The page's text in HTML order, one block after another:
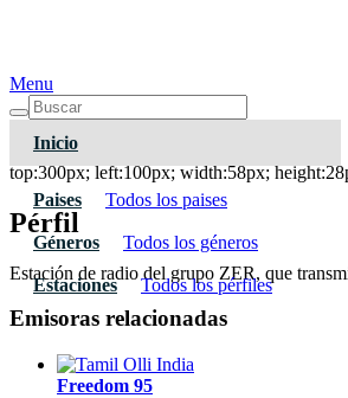
Menu
Inicio
Paises Todos los paises
Géneros Todos los géneros
Estaciones Todos los pérfiles
La Bestia Grupera 99.3 FM - Chihuahua
top:300px; left:100px; width:58px;
Pérfil
Estación de radio del grupo ZER, que
Emisoras relacionadas
Freedom 95